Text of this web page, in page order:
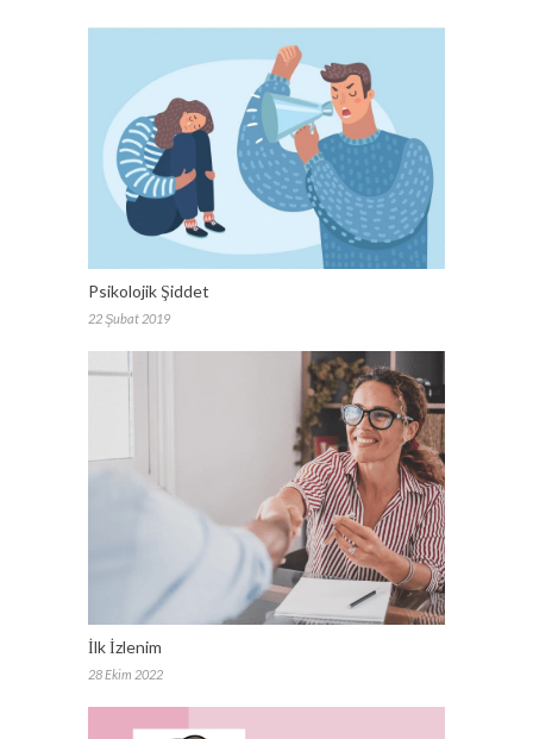
Psikolojik Şiddet
22 Şubat 2019
İlk İzlenim
28 Ekim 2022